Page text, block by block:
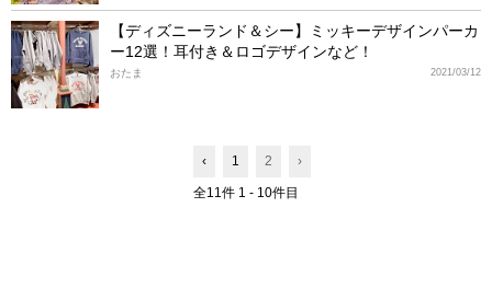
【ディズニーランド＆シー】ミッキーデザインパーカ
ー12選！耳付き＆ロゴデザインなど！
2021/03/12
おたま
‹ 1 2 ›
全11件 1 - 10件目